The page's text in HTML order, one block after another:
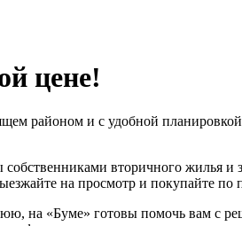
цене!
районом и с удобной планировкой
вторичного жилья
на просмотр и покупайте по
на «Буме» готовы помочь вам с